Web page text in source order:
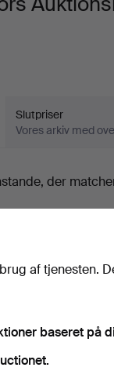
Slutpriser
Vores arkiv med
der
søgning
af tjenesten.
baseret på